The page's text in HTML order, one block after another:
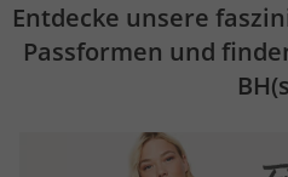
Entdecke unsere
Passformen und